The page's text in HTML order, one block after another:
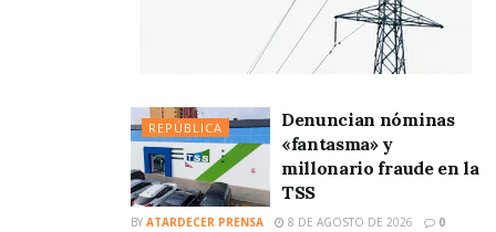
REPÚBLICA
Denuncian nóminas
«fantasma» y
millonario fraude en la
TSS
BY ATARDECER PRENSA 8 DE AGOSTO DE 2026 0